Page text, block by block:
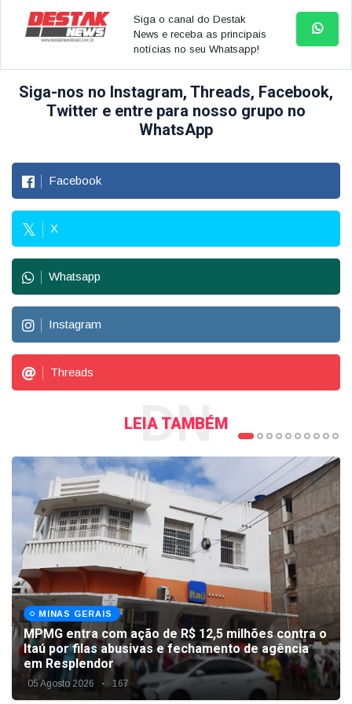
Siga o canal do Destak
News e receba as principais
notícias no seu Whatsapp!
Siga-nos no Instagram, Threads, Facebook,
Twitter e entre para nosso grupo no
WhatsApp
Facebook
X
Whatsapp
Instagram
Threads
LEIA TAMBÉM
DN
MINAS GERAIS
MPMG entra com ação de R$ 12,5 milhões contra o
Itaú por filas abusivas e fechamento de agência
em Resplendor
05 Agosto 2026 167